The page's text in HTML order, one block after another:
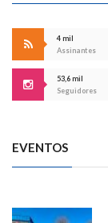
4 mil
Assinantes
53,6 mil
Seguidores
EVENTOS